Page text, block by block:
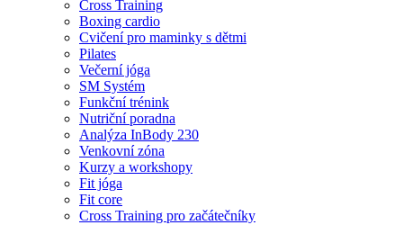
Cross Training
Boxing cardio
Cvičení pro maminky s dětmi
Pilates
Večerní jóga
SM Systém
Funkční trénink
Nutriční poradna
Analýza InBody 230
Venkovní zóna
Kurzy a workshopy
Fit jóga
Fit core
Cross Training pro začátečníky